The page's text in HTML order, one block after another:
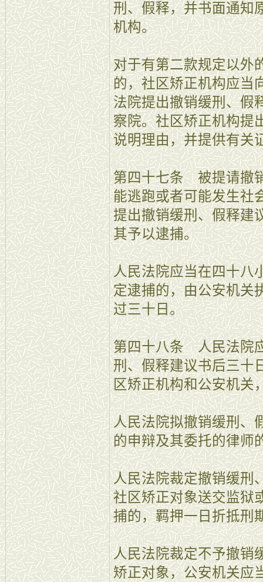
刑、假释，并书面通知
机构。
对于有第二款规定以外
的，社区矫正机构应当
法院提出撤销缓刑、假
察院。社区矫正机构提
说明理由，并提供有关
第四十七条 被提请撤
能逃跑或者可能发生社
提出撤销缓刑、假释建
其予以逮捕。
人民法院应当在四十八
定逮捕的，由公安机关
过三十日。
第四十八条 人民法院
刑、假释建议书后三十
区矫正机构和公安机关
人民法院拟撤销缓刑、
的申辩及其委托的律师
人民法院裁定撤销缓刑
社区矫正对象送交监狱
捕的，羁押一日折抵刑
人民法院裁定不予撤销
矫正对象，公安机关应